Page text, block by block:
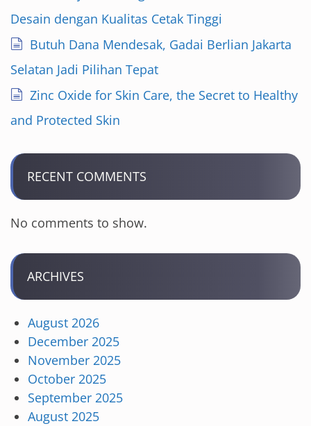
Desain dengan Kualitas Cetak Tinggi
Butuh Dana Mendesak, Gadai Berlian Jakarta
Selatan Jadi Pilihan Tepat
Zinc Oxide for Skin Care, the Secret to Healthy
and Protected Skin
RECENT COMMENTS
No comments to show.
ARCHIVES
August 2026
December 2025
November 2025
October 2025
September 2025
August 2025